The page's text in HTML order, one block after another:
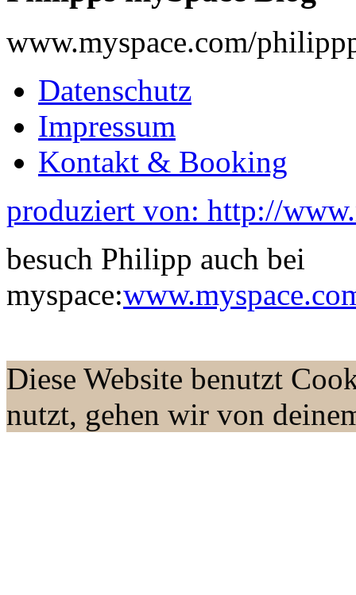
www.myspace.com/
Datenschutz
Impressum
Kontakt & Booking
produziert von: http://
besuch Philipp auch bei
myspace:
Diese Website benutzt
nutzt, gehen wir von